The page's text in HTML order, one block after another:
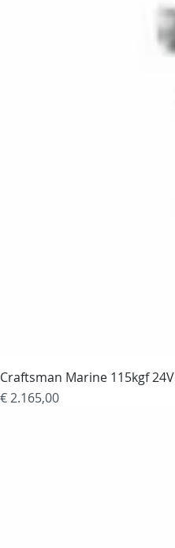
Craftsman Marine 115kgf 24V
Prijs
€ 2.165,00